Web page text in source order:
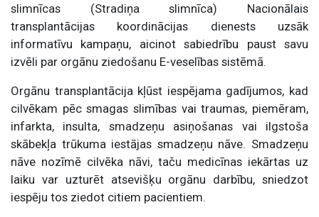
slimnīcas (Stradiņa slimnīca) Nacionālais
transplantācijas koordinācijas dienests uzsāk
informatīvu kampaņu, aicinot sabiedrību paust savu
izvēli par orgānu ziedošanu E-veselības sistēmā.
Orgānu transplantācija kļūst iespējama gadījumos, kad
cilvēkam pēc smagas slimības vai traumas, piemēram,
infarkta, insulta, smadzeņu asiņošanas vai ilgstoša
skābekļa trūkuma iestājas smadzeņu nāve. Smadzeņu
nāve nozīmē cilvēka nāvi, taču medicīnas iekārtas uz
laiku var uzturēt atsevišķu orgānu darbību, sniedzot
iespēju tos ziedot citiem pacientiem.